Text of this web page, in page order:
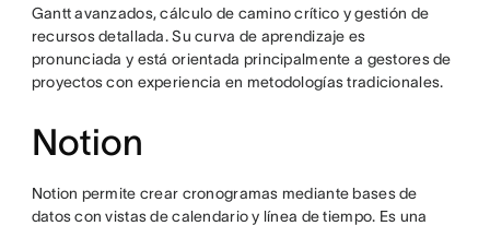
Gantt avanzados, cálculo de camino crítico y gestión de
recursos detallada. Su curva de aprendizaje es
pronunciada y está orientada principalmente a gestores de
proyectos con experiencia en metodologías tradicionales.
Notion
Notion permite crear cronogramas mediante bases de
datos con vistas de calendario y línea de tiempo. Es una